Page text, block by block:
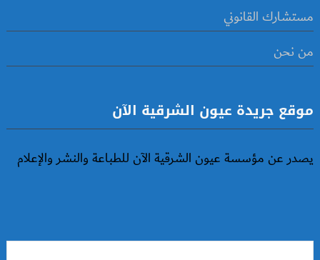
مستشارك القانوني
من نحن
موقع جريدة عيون الشرقية الآن
يصدر عن مؤسسة عيون الشرقية الآن للطباعة والنشر والإعلام